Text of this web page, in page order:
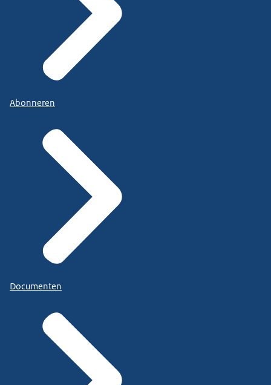
Abonneren
Documenten